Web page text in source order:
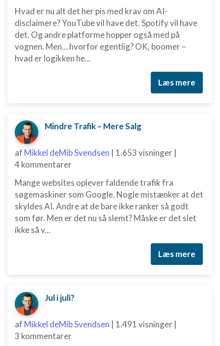
Hvad er nu alt det her pis med krav om AI-
disclaimere? YouTube vil have det. Spotify vil have
det. Og andre platforme hopper også med på
vognen. Men… hvorfor egentlig? OK, boomer –
hvad er logikken he...
Læs mere
Mindre Trafik – Mere Salg
af Mikkel deMib Svendsen | 1.653 visninger |
4 kommentarer
Mange websites oplever faldende trafik fra
søgemaskiner som Google. Nogle mistænker at det
skyldes AI. Andre at de bare ikke ranker så godt
som før. Men er det nu så slemt? Måske er det slet
ikke så v...
Læs mere
Jul i juli?
af Mikkel deMib Svendsen | 1.491 visninger |
3 kommentarer
Ikke-IAB-behandlingsformål:
Nødvendig
Ydeevne